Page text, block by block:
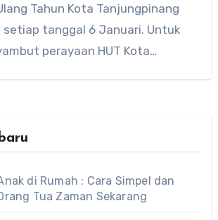
Tahun Kota Tanjungpinang
tanggal 6 Januari. Untuk
perayaan HUT Kota
di Rumah : Cara Simpel dan
Tua Zaman Sekarang